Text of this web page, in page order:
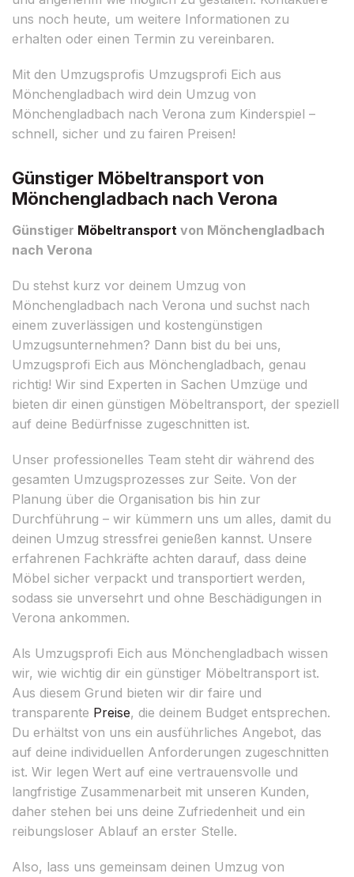
uns noch heute, um weitere Informationen zu
erhalten oder einen Termin zu vereinbaren.
Mit den Umzugsprofis Umzugsprofi Eich aus
Mönchengladbach wird dein Umzug von
Mönchengladbach nach Verona zum Kinderspiel –
schnell, sicher und zu fairen Preisen!
Günstiger Möbeltransport von
Mönchengladbach nach Verona
Günstiger Möbeltransport von Mönchengladbach
nach Verona
Du stehst kurz vor deinem Umzug von
Mönchengladbach nach Verona und suchst nach
einem zuverlässigen und kostengünstigen
Umzugsunternehmen? Dann bist du bei uns,
Umzugsprofi Eich aus Mönchengladbach, genau
richtig! Wir sind Experten in Sachen Umzüge und
bieten dir einen günstigen Möbeltransport, der speziell
auf deine Bedürfnisse zugeschnitten ist.
Unser professionelles Team steht dir während des
gesamten Umzugsprozesses zur Seite. Von der
Planung über die Organisation bis hin zur
Durchführung – wir kümmern uns um alles, damit du
deinen Umzug stressfrei genießen kannst. Unsere
erfahrenen Fachkräfte achten darauf, dass deine
Möbel sicher verpackt und transportiert werden,
sodass sie unversehrt und ohne Beschädigungen in
Verona ankommen.
Als Umzugsprofi Eich aus Mönchengladbach wissen
wir, wie wichtig dir ein günstiger Möbeltransport ist.
Aus diesem Grund bieten wir dir faire und
transparente Preise, die deinem Budget entsprechen.
Du erhältst von uns ein ausführliches Angebot, das
auf deine individuellen Anforderungen zugeschnitten
ist. Wir legen Wert auf eine vertrauensvolle und
langfristige Zusammenarbeit mit unseren Kunden,
daher stehen bei uns deine Zufriedenheit und ein
reibungsloser Ablauf an erster Stelle.
Also, lass uns gemeinsam deinen Umzug von